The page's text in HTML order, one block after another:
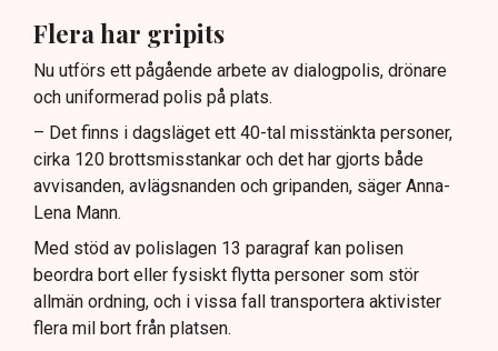
Flera har gripits
Nu utförs ett pågående arbete av dialogpolis, drönare
och uniformerad polis på plats.
– Det finns i dagsläget ett 40-tal misstänkta personer,
cirka 120 brottsmisstankar och det har gjorts både
avvisanden, avlägsnanden och gripanden, säger Anna-
Lena Mann.
Med stöd av polislagen 13 paragraf kan polisen
beordra bort eller fysiskt flytta personer som stör
allmän ordning, och i vissa fall transportera aktivister
flera mil bort från platsen.